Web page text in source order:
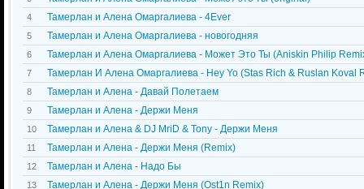
4 Тамерлан и Алена Омаргалиева - 4Ever
5 Тамерлан и Алена Омаргалиева - новогодняя
6 Тамерлан и Алена Омаргалиева - Может Это Ты (Aniskin Philip
7 Тамерлан И Алена Омаргалиева - Hey Yo (Stas Rich & Ruslan Koval
8 Тамерлан и Алена - Давай Полетаем
9 Тамерлан и Алена - Держи Меня
10 Тамерлан и Алена & DJ MriD & Tony - Держи Меня
11 Тамерлан и Алена - Держи Меня (Remix)
12 Тамерлан и Алена - Надо Бы
13 Тамерлан и Алена - Держи Меня (Ost1n Remix)